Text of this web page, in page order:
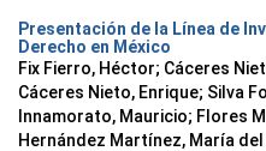
Presentación de la Línea de
Derecho en México
Fix Fierro, Héctor; Cáceres
Cáceres Nieto, Enrique; Silva
Innamorato, Mauricio; Flores
Hernández Martínez, María del